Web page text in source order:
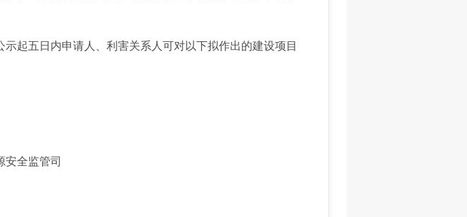
五日内申请人、利害关系人可对以下拟作出的建设项目
全监管司